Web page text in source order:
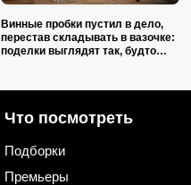
Винные пробки пустил в дело,
перестав складывать в вазочке:
поделки выглядят так, будто
Что посмотреть
Подборки
Премьеры